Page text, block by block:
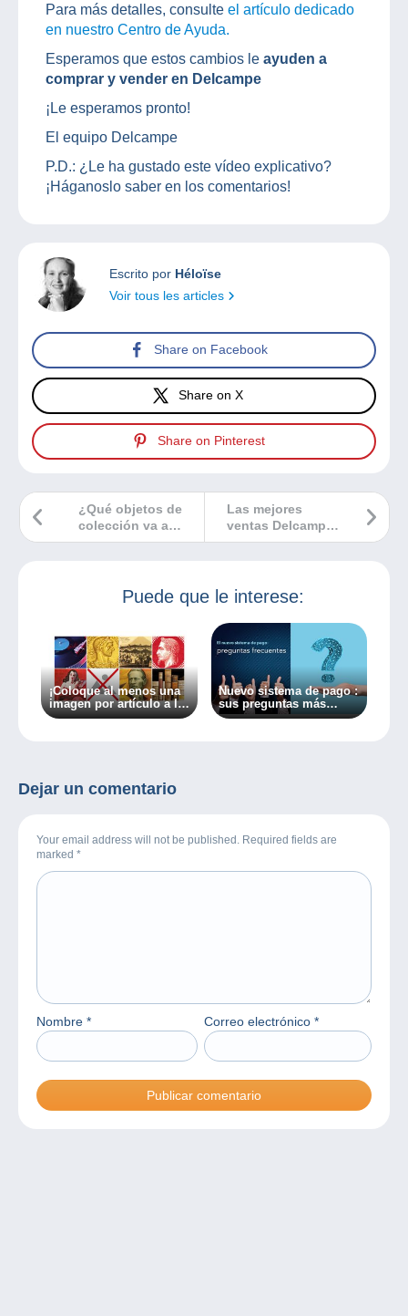
Para más detalles, consulte el artículo dedicado
en nuestro Centro de Ayuda.
Esperamos que estos cambios le ayuden a
comprar y vender en Delcampe
¡Le esperamos pronto!
El equipo Delcampe
P.D.: ¿Le ha gustado este vídeo explicativo?
¡Háganoslo saber en los comentarios!
Escrito por Héloïse
Voir tous les articles
Share on Facebook
Share on X
Share on Pinterest
Las mejores
ventas Delcampe
diciembre 2024
¿Qué objetos de
colección va a
regalar estas
Puede que le interese:
¡Coloque al menos una
imagen por artículo a la
venta en Delcampe!
Nuevo sistema de pago :
sus preguntas más
frecuentes
Dejar un comentario
Your email address will not be published. Required fields are
marked *
Nombre * Correo electrónico *